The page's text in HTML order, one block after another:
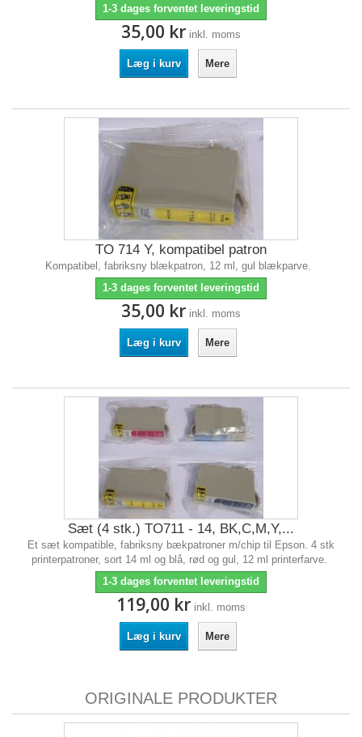
1-3 dages forventet leveringstid
35,00 kr inkl. moms
Læg i kurv Mere
TO 714 Y, kompatibel patron
Kompatibel, fabriksny blækpatron, 12 ml, gul blækparve.
1-3 dages forventet leveringstid
35,00 kr inkl. moms
Læg i kurv Mere
Sæt (4 stk.) TO711 - 14, BK,C,M,Y,...
Et sæt kompatible, fabriksny bækpatroner m/chip til Epson. 4 stk
printerpatroner, sort 14 ml og blå, rød og gul, 12 ml printerfarve.
1-3 dages forventet leveringstid
119,00 kr inkl. moms
Læg i kurv Mere
ORIGINALE PRODUKTER